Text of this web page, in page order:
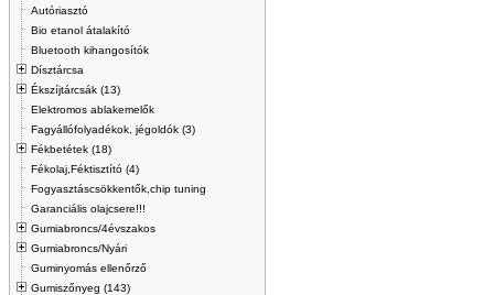
Autóriasztó
Bio etanol átalakító
Bluetooth kihangosítók
Dísztárcsa
Ékszíjtárcsák (13)
Elektromos ablakemelők
Fagyállófolyadékok, jégoldók (3)
Fékbetétek (18)
Fékolaj,Féktisztító (4)
Fogyasztáscsökkentők,chip tuning
Garanciális olajcsere!!!
Gumiabroncs/4évszakos
Gumiabroncs/Nyári
Guminyomás ellenőrző
Gumiszőnyeg (143)